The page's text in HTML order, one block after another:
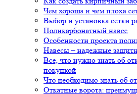
Чем хороша и чем плоха
Выбор и установка сетки
Поликарбонатный навес
Особенности проекта
Навесы – надежные
Все, что нужно знать об
покупкой
Что необходимо знать об
Откатные ворота: